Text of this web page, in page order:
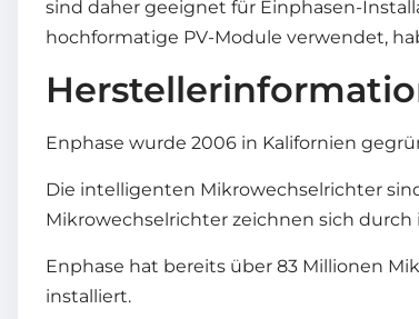
sind daher geeignet für Einphasen-
hochformatige PV-Module verwendet,
Enphase wurde 2006 in Kalifornien
Die intelligenten Mikrowechselrichter
Mikrowechselrichter zeichnen sich
Enphase hat bereits über 83 Millionen
installiert.